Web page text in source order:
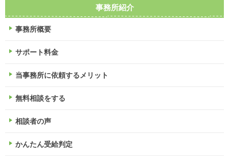
事務所紹介
事務所概要
サポート料金
当事務所に依頼するメリット
無料相談をする
相談者の声
かんたん受給判定